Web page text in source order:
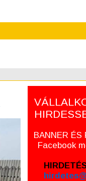
BANNER
Facebook